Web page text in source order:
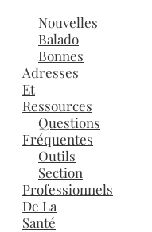
Nouvelles
Balado
Bonnes
Adresses
Et
Ressources
Questions
Fréquentes
Outils
Section
Professionnels
De La
Santé